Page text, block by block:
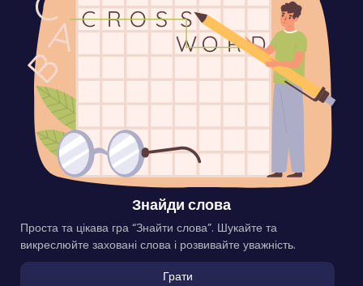
Знайди слова
Проста та цікава гра “Знайти слова”. Шукайте та
викреслюйте заховані слова і розвивайте уважність.
Грати